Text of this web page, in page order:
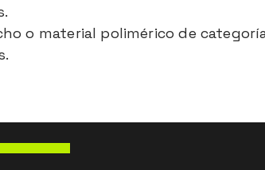
o material polimérico de